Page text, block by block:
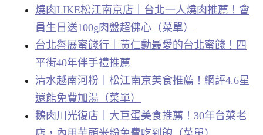
燒肉LIKE松江南京店｜台北一人燒肉推薦！會
員生日送100g肉盤超佛心（菜單）
台北譽展蜜餞行｜黃仁勳最愛的台北蜜餞！四
平街40年伴手禮推薦
清水越南河粉｜松江南京美食推薦！網評4.6星
還能免費加湯（菜單）
鵝肉川光復店｜大巨蛋美食推薦！30年台菜老